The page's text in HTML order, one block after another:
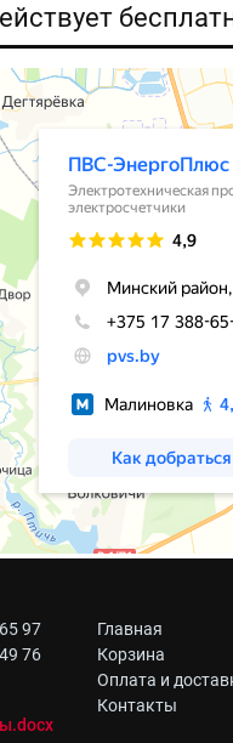
97
76
Главная
Корзина
Оплата и
Контакты